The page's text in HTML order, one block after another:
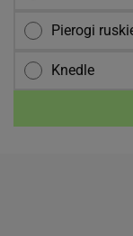
Pierogi
Knedle